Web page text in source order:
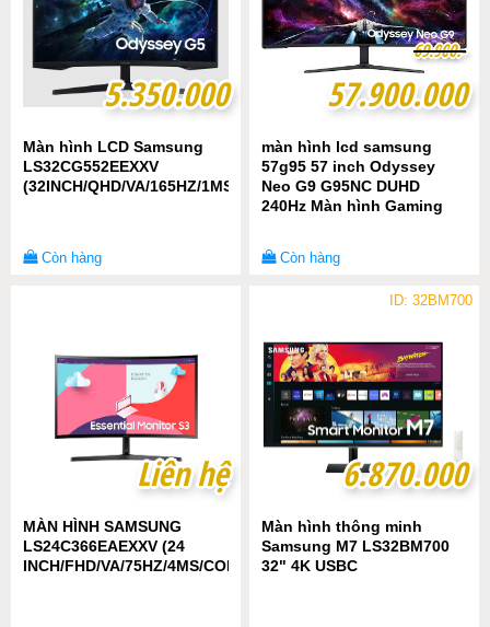
5.350.000
5.350.000
Màn hình LCD Samsung
LS32CG552EEXXV
(32INCH/QHD/VA/165HZ/1MS/CONG)
Còn hàng
57.900.000
57.900.000
69.900.-
69.900.-
màn hình lcd samsung
57g95 57 inch Odyssey
Neo G9 G95NC DUHD
240Hz Màn hình Gaming
Còn hàng
Liên hệ
Liên hệ
MÀN HÌNH SAMSUNG
LS24C366EAEXXV (24
INCH/FHD/VA/75HZ/4MS/CONG)
ID: 32BM700
6.870.000
6.870.000
Màn hình thông minh
Samsung M7 LS32BM700
32" 4K USBC